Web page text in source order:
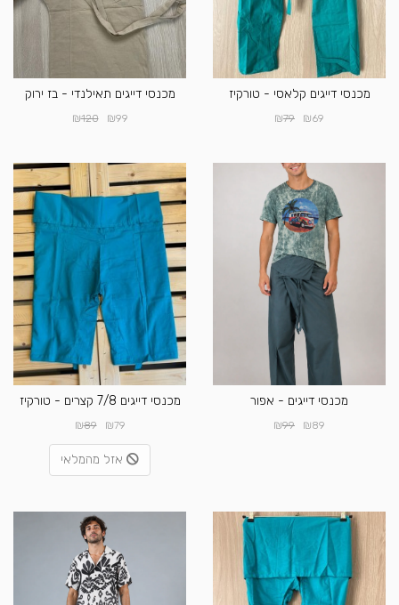
מכנסי דייגים קלאסי - טורקיז
₪69
₪79
מכנסי דייגים תאילנדי - בז ירוק
₪99
₪120
מכנסי דייגים - אפור
₪89
₪99
מכנסי דייגים 7/8 קצרים - טורקיז
₪79
₪89
אזל מהמלאי